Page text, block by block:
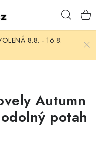
8.8. - 16.8.
Autumn
potah